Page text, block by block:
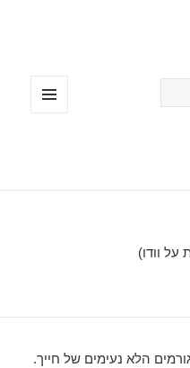
הלא נעימים של חייך.